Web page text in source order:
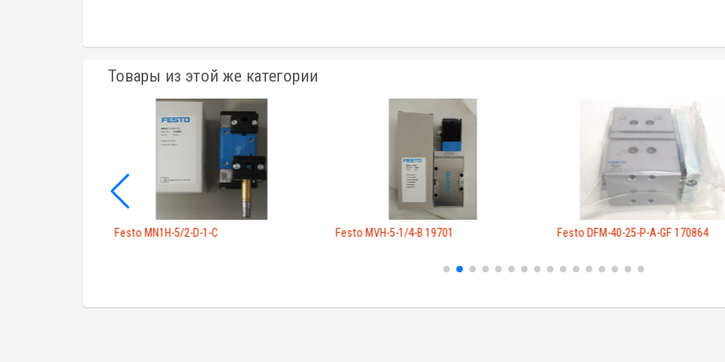
Товары из этой же категории
Festo MN1H-5/2-D-1-C Festo MVH-5-1/4-B 19701 Festo DFM-40-25-P-A-GF 170864